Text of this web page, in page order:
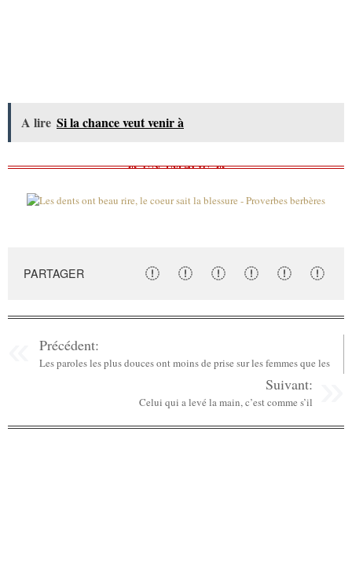
A lire Si la chance veut venir à
PARTAGER
Précédent:
Les paroles les plus douces ont moins de prise sur les femmes que les
Suivant:
Celui qui a levé la main, c’est comme s’il